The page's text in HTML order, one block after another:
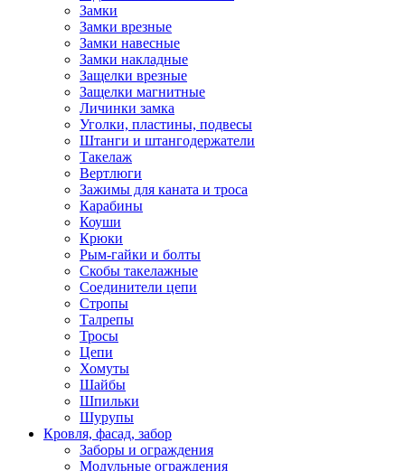
Замки
Замки врезные
Замки навесные
Замки накладные
Защелки врезные
Защелки магнитные
Личинки замка
Уголки, пластины, подвесы
Штанги и штангодержатели
Такелаж
Вертлюги
Зажимы для каната и троса
Карабины
Коуши
Крюки
Рым-гайки и болты
Скобы такелажные
Соединители цепи
Стропы
Талрепы
Тросы
Цепи
Хомуты
Шайбы
Шпильки
Шурупы
Кровля, фасад, забор
Заборы и ограждения
Модульные ограждения